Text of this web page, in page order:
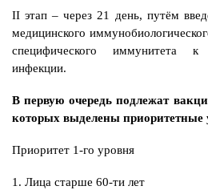
II этап – через 21 день, путём
медицинского
специфического иммунитета к
инфекции.
В первую очередь подлежат
которых выделены приоритетные
Приоритет 1-го уровня
1. Лица старше 60-ти лет